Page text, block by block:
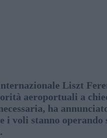
Liszt
aeroportuali a
ha
i voli stanno